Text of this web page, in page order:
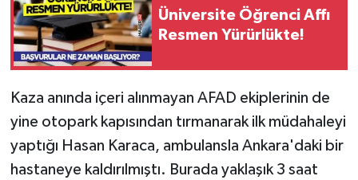
Üniversite Öğrenci Affı
Resmen Yürürlükte!
Kaza anında içeri alınmayan AFAD ekiplerinin de
yine otopark kapısından tırmanarak ilk müdahaleyi
yaptığı Hasan Karaca, ambulansla Ankara'daki bir
hastaneye kaldırılmıştı. Burada yaklaşık 3 saat